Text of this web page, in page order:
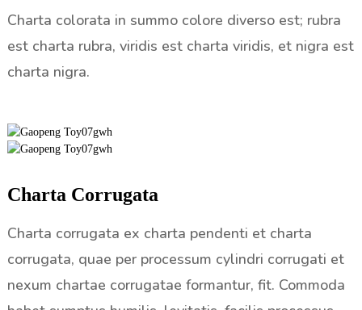
Charta colorata in summo colore diverso est; rubra
est charta rubra, viridis est charta viridis, et nigra est
charta nigra.
Charta Corrugata
Charta corrugata ex charta pendenti et charta
corrugata, quae per processum cylindri corrugati et
nexum chartae corrugatae formantur, fit. Commoda